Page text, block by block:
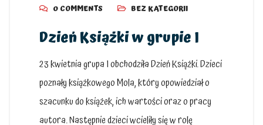
0 COMMENTS
BEZ KATEGORII
Dzień Książki w grupie I
23 kwietnia grupa I obchodziła Dzień Książki. Dzieci
poznały książkowego Mola, który opowiedział o
szacunku do książek, ich wartości oraz o pracy
autora. Następnie dzieci wcieliły się w rolę